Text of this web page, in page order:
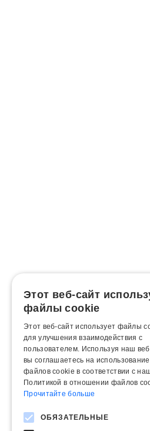
Этот веб-сайт
файлы cookie
Этот веб-сайт использует файлы
для улучшения взаимодействия с
пользователем. Используя наш
вы соглашаетесь на
файлов cookie в соответствии с
Политикой в ​​отношении файлов
Прочитайте больше
ОБЯЗАТЕЛЬНЫЕ